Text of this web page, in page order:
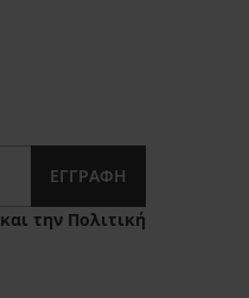
ΕΓΓΡΑΦΉ
και την Πολιτική